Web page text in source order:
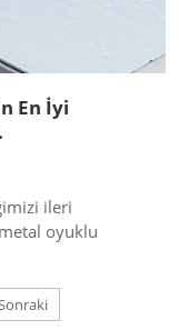
En İyi
ileri
oyuklu
için